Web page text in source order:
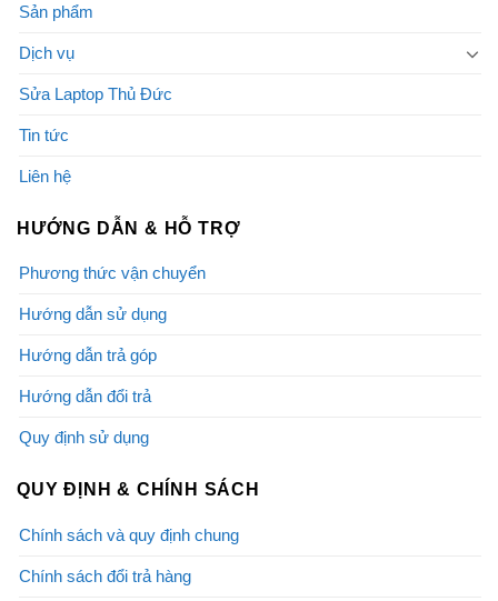
Sản phẩm
Dịch vụ
Sửa Laptop Thủ Đức
Tin tức
Liên hệ
HƯỚNG DẪN & HỖ TRỢ
Phương thức vận chuyển
Hướng dẫn sử dụng
Hướng dẫn trả góp
Hướng dẫn đổi trả
Quy định sử dụng
QUY ĐỊNH & CHÍNH SÁCH
Chính sách và quy định chung
Chính sách đổi trả hàng